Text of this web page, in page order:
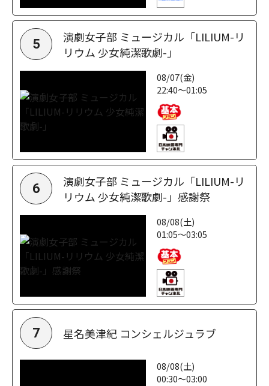
5
演劇女子部 ミュージカル「LILIUM-リ
リウム 少女純潔歌劇-」
08/07(金)
22:40～01:05
6
演劇女子部 ミュージカル「LILIUM-リ
リウム 少女純潔歌劇-」感謝祭
08/08(土)
01:05～03:05
7 星名美津紀 コンシェルジュラブ
08/08(土)
00:30～03:00